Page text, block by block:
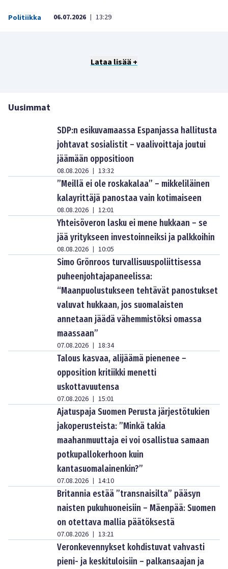
Politiikka 06.07.2026 | 13:29
Lataa lisää +
Uusimmat
SDP:n esikuvamaassa Espanjassa hallitusta
johtavat sosialistit – vaalivoittaja joutui
jäämään oppositioon
08.08.2026 | 13:32
”Meillä ei ole roskakalaa” – mikkeliläinen
kalayrittäjä panostaa vain kotimaiseen
08.08.2026 | 12:01
Yhteisöveron lasku ei mene hukkaan – se
jää yritykseen investoinneiksi ja palkkoihin
08.08.2026 | 10:05
Simo Grönroos turvallisuuspoliittisessa
puheenjohtajapaneelissa:
“Maanpuolustukseen tehtävät panostukset
valuvat hukkaan, jos suomalaisten
annetaan jäädä vähemmistöksi omassa
maassaan”
07.08.2026 | 18:34
Talous kasvaa, alijäämä pienenee –
opposition kritiikki menetti
uskottavuutensa
07.08.2026 | 15:01
Ajatuspaja Suomen Perusta järjestötukien
jakoperusteista: ”Minkä takia
maahanmuuttaja ei voi osallistua samaan
potkupallokerhoon kuin
kantasuomalainenkin?”
07.08.2026 | 14:10
Britannia estää ”transnaisilta” pääsyn
naisten pukuhuoneisiin – Mäenpää: Suomen
on otettava mallia päätöksestä
07.08.2026 | 13:21
Veronkevennykset kohdistuvat vahvasti
pieni- ja keskituloisiin – palkansaajan ja